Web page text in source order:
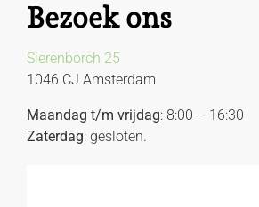
Bezoek ons
Sierenborch 25
1046 CJ Amsterdam
Maandag t/m vrijdag: 8:00 – 16:30
Zaterdag: gesloten.